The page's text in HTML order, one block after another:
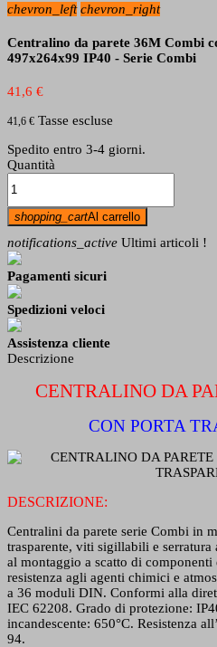
chevron_left chevron_right
Centralino da parete 36M Combi
497x264x99 IP40 - Serie Combi
41,6 €
41,6 € Tasse escluse
Spedito entro 3-4 giorni.
Quantità
shopping_cartAl carrello
notifications_active Ultimi articoli !
Pagamenti sicuri
Spedizioni veloci
Assistenza cliente
Descrizione
CENTRALINO DA
CON PORTA
DESCRIZIONE:
Centralini da parete serie Combi in
trasparente, viti sigillabili e
al montaggio a scatto di
resistenza agli agenti chimici e
a 36 moduli DIN. Conformi alla
IEC 62208. Grado di protezione:
incandescente: 650°C. Resistenza
94.